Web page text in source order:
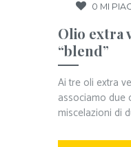
0 MI
Olio extra
“blend”
Ai tre oli extra
associamo due
miscelazioni di